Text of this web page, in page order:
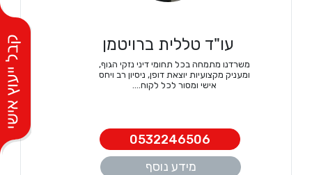
עו"ד טללית ברויטמן
משרדנו מתמחה בכל תחומי דיני נזקי הגוף,
ומעניק מקצועיות יוצאת דופן, ניסיון רב ויחס
אישי ומסור לכל לקוח....
0532246506
מידע נוסף